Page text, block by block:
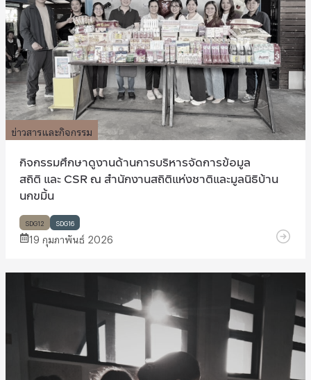
ข่าวสารและกิจกรรม
กิจกรรมศึกษาดูงานด้านการบริหารจัดการข้อมูล
สถิติ และ CSR ณ สำนักงานสถิติแห่งชาติและมูลนิธิบ้าน
นกขมิ้น
SDG12 SDG16
19 กุมภาพันธ์ 2026